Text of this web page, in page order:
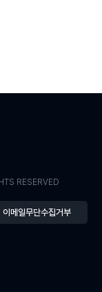
RESERVED
이메일무단수집거부